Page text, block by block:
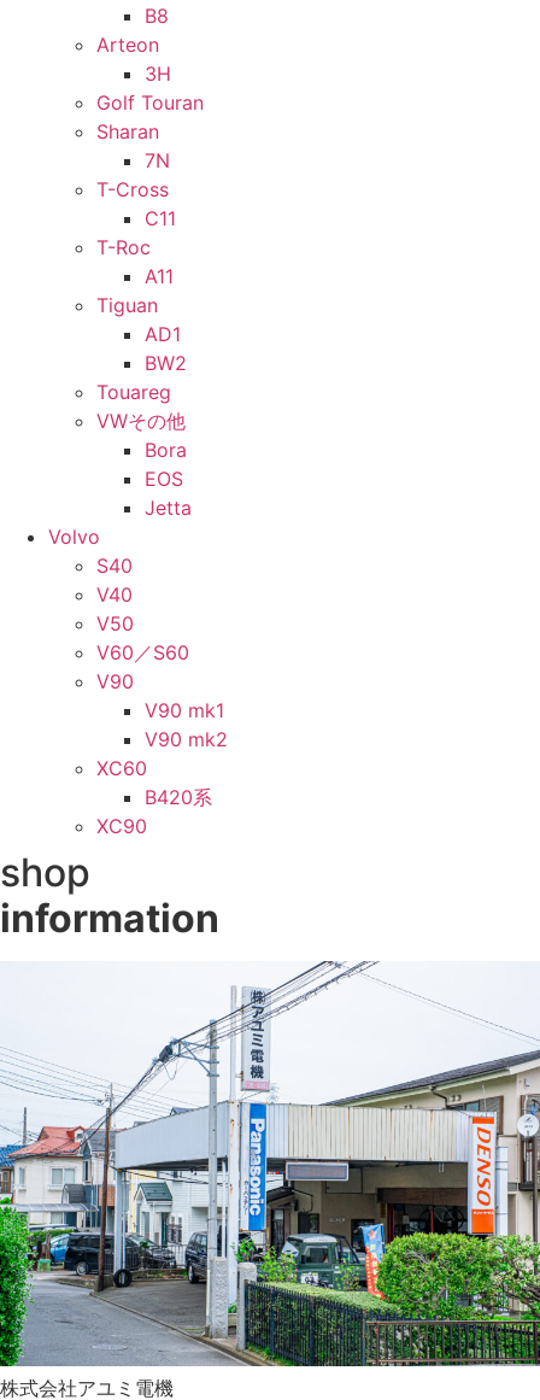
B8
Arteon
3H
Golf Touran
Sharan
7N
T-Cross
C11
T-Roc
A11
Tiguan
AD1
BW2
Touareg
VWその他
Bora
EOS
Jetta
Volvo
S40
V40
V50
V60／S60
V90
V90 mk1
V90 mk2
XC60
B420系
XC90
shop
information
株式会社アユミ電機